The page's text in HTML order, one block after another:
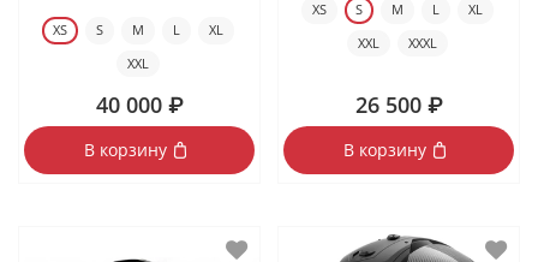
XS S M L
XL
XXL
40 000 ₽
В корзину
XS S M L
XL
XXL
XXXL
26 500 ₽
В корзину